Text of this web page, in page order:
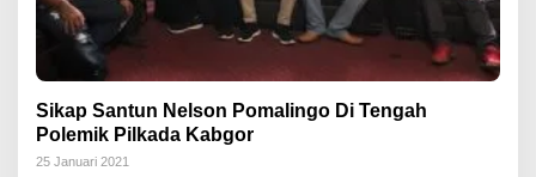
Sikap Santun Nelson Pomalingo Di Tengah
Polemik Pilkada Kabgor
25 Januari 2021